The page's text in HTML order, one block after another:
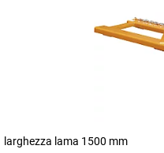
larghezza lama 1500 mm